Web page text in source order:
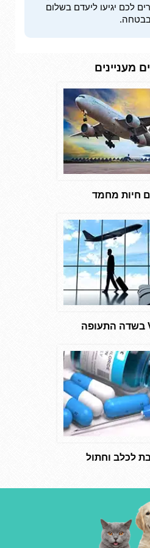
לכם יגיעו ליעדם בשלום
מעניינים
חיות מחמד
לכלב וחתול